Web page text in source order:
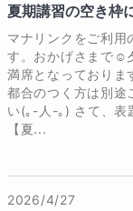
夏期講習の空き枠
マナリンクをご利用
す。おかげさまで☺
満席となっておりま
都合のつく方は別途
い(｡-人-｡) さて、表
【夏...
2026/4/27